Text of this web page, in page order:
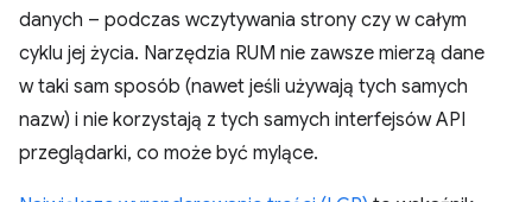
danych – podczas wczytywania strony czy w całym
cyklu jej życia. Narzędzia RUM nie zawsze mierzą dane
w taki sam sposób (nawet jeśli używają tych samych
nazw) i nie korzystają z tych samych interfejsów API
przeglądarki, co może być mylące.